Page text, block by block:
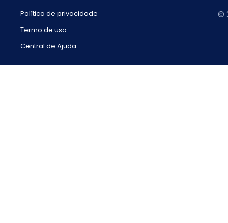
Política de privacidade
Termo de uso
Central de Ajuda
©